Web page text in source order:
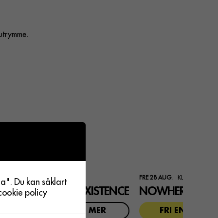
LIVET, LILLA SCEN
YOUR GUNS + EXISTENCE
LÄS MER
FRE 28 AUG. KL TERRASSEN
FRI ENTRÉ
Du kan såklart
policy